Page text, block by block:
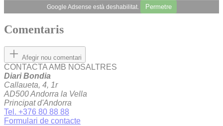
Google Adsense està deshabilitat. Permetre
Comentaris
Afegir nou comentari
CONTACTA AMB NOSALTRES
Diari Bondia
Callaueta, 4, 1r
AD500 Andorra la Vella
Principat d'Andorra
Tel. +376 80 88 88
Formulari de contacte